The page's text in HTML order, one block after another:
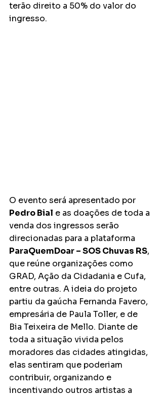
terão direito a 50% do valor do
ingresso.
O evento será apresentado por
Pedro Bial e as doações de toda a
venda dos ingressos serão
direcionadas para a plataforma
ParaQuemDoar – SOS Chuvas RS,
que reúne organizações como
GRAD, Ação da Cidadania e Cufa,
entre outras. A ideia do projeto
partiu da gaúcha Fernanda Favero,
empresária de Paula Toller, e de
Bia Teixeira de Mello. Diante de
toda a situação vivida pelos
moradores das cidades atingidas,
elas sentiram que poderiam
contribuir, organizando e
incentivando outros artistas a